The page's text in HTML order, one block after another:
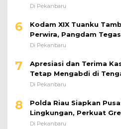
Di Pekanbaru
6
Kodam XIX Tuanku
Perwira, Pangdam
Perkuat Kinerja Satuan
Di Pekanbaru
7
Apresiasi dan Terima
Tetap Mengabdi di
Di Pekanbaru
8
Polda Riau Siapkan
Lingkungan, Perkuat
Riset
Di Pekanbaru